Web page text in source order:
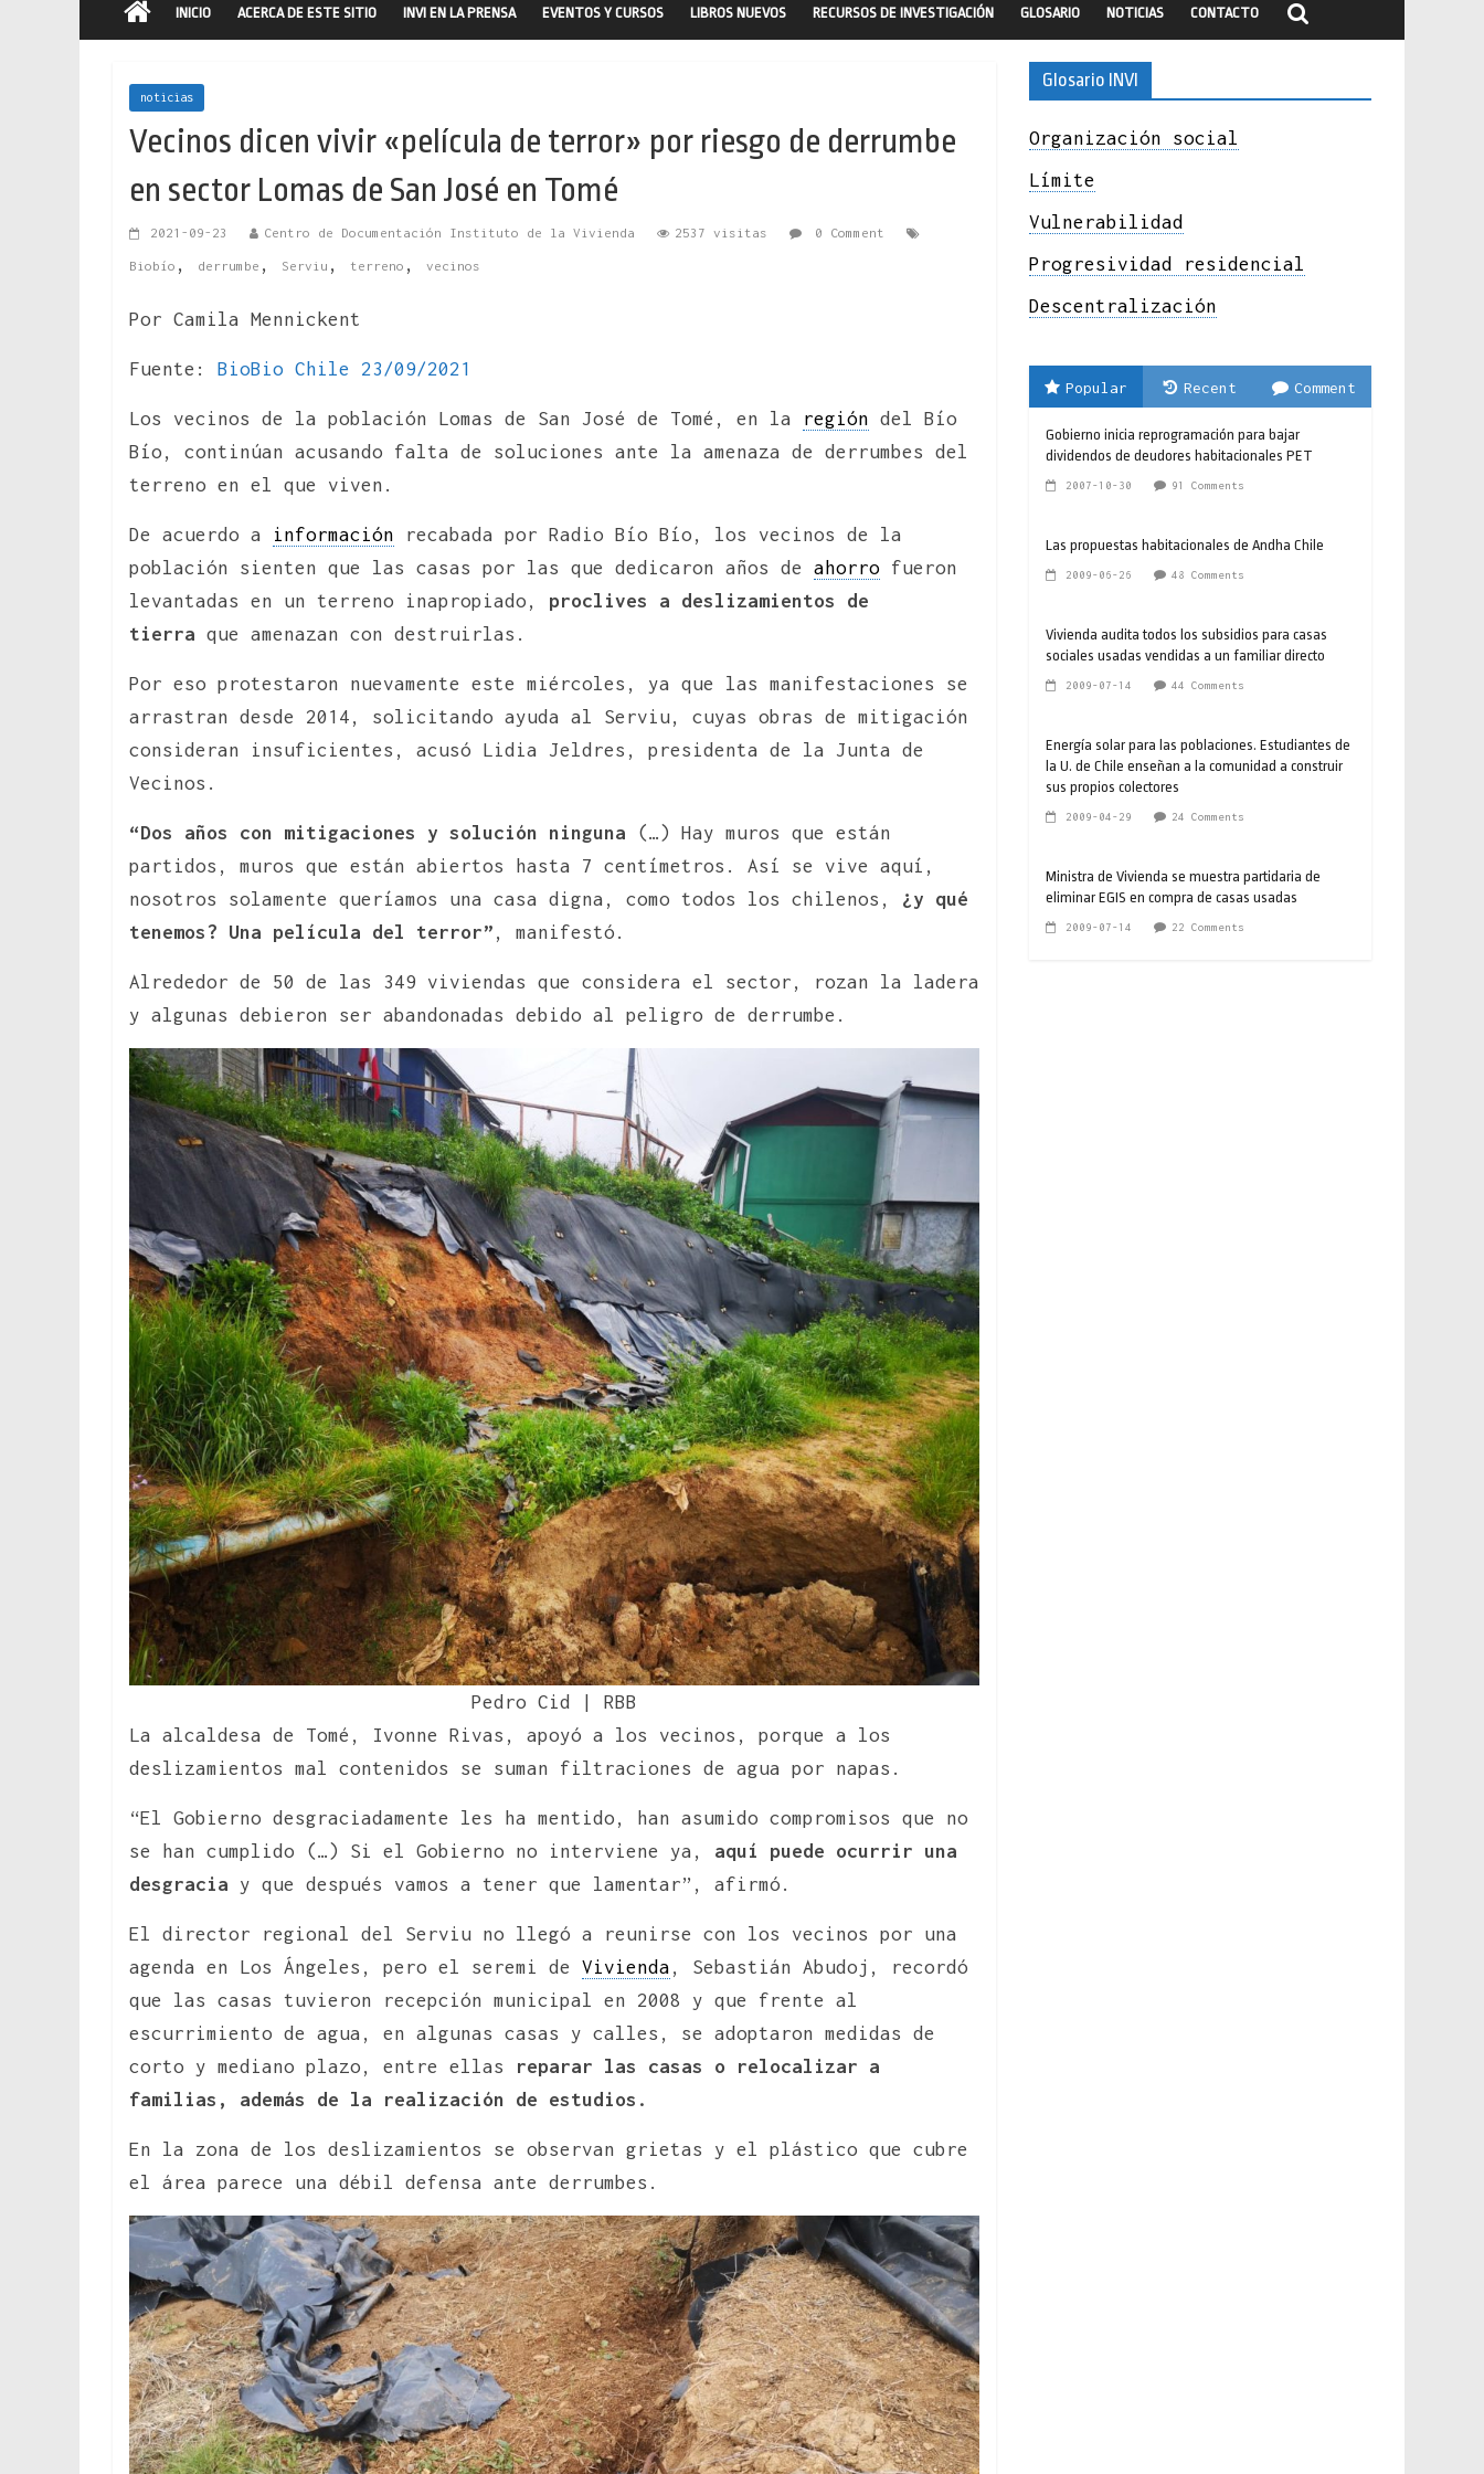
INICIO ACERCA DE ESTE SITIO INVI EN LA PRENSA EVENTOS Y CURSOS LIBROS NUEVOS RECURSOS DE INVESTIGACIÓN GLOSARIO NOTICIAS CONTACTO
noticias
Vecinos dicen vivir «película de terror» por riesgo de derrumbe
en sector Lomas de San José en Tomé
2021-09-23 Centro de Documentación Instituto de la Vivienda 2537 visitas 0 Comment
Biobío , derrumbe , Serviu , terreno , vecinos
Por Camila Mennickent
Fuente: BioBio Chile 23/09/2021
Los vecinos de la población Lomas de San José de Tomé, en la región del Bío
Bío, continúan acusando falta de soluciones ante la amenaza de derrumbes del
terreno en el que viven.
De acuerdo a información recabada por Radio Bío Bío, los vecinos de la
población sienten que las casas por las que dedicaron años de ahorro fueron
levantadas en un terreno inapropiado, proclives a deslizamientos de
tierra que amenazan con destruirlas.
Por eso protestaron nuevamente este miércoles, ya que las manifestaciones se
arrastran desde 2014, solicitando ayuda al Serviu, cuyas obras de mitigación
consideran insuficientes, acusó Lidia Jeldres, presidenta de la Junta de
Vecinos.
“Dos años con mitigaciones y solución ninguna (…) Hay muros que están
partidos, muros que están abiertos hasta 7 centímetros. Así se vive aquí,
nosotros solamente queríamos una casa digna, como todos los chilenos, ¿y qué
tenemos? Una película del terror” , manifestó.
Alrededor de 50 de las 349 viviendas que considera el sector, rozan la ladera
y algunas debieron ser abandonadas debido al peligro de derrumbe.
Pedro Cid | RBB
La alcaldesa de Tomé, Ivonne Rivas, apoyó a los vecinos, porque a los
deslizamientos mal contenidos se suman filtraciones de agua por napas.
“El Gobierno desgraciadamente les ha mentido, han asumido compromisos que no
se han cumplido (…) Si el Gobierno no interviene ya, aquí puede ocurrir una
desgracia y que después vamos a tener que lamentar”, afirmó.
El director regional del Serviu no llegó a reunirse con los vecinos por una
agenda en Los Ángeles, pero el seremi de Vivienda , Sebastián Abudoj, recordó
que las casas tuvieron recepción municipal en 2008 y que frente al
escurrimiento de agua, en algunas casas y calles, se adoptaron medidas de
corto y mediano plazo, entre ellas reparar las casas o relocalizar a
familias, además de la realización de estudios.
En la zona de los deslizamientos se observan grietas y el plástico que cubre
el área parece una débil defensa ante derrumbes.
Glosario INVI
Organización social
Límite
Vulnerabilidad
Progresividad residencial
Descentralización
Popular Recent Comment
Gobierno inicia reprogramación para bajar
dividendos de deudores habitacionales PET
2007-10-30 91 Comments
Las propuestas habitacionales de Andha Chile
2009-06-26 48 Comments
Vivienda audita todos los subsidios para casas
sociales usadas vendidas a un familiar directo
2009-07-14 44 Comments
Energía solar para las poblaciones. Estudiantes de
la U. de Chile enseñan a la comunidad a construir
sus propios colectores
2009-04-29 24 Comments
Ministra de Vivienda se muestra partidaria de
eliminar EGIS en compra de casas usadas
2009-07-14 22 Comments